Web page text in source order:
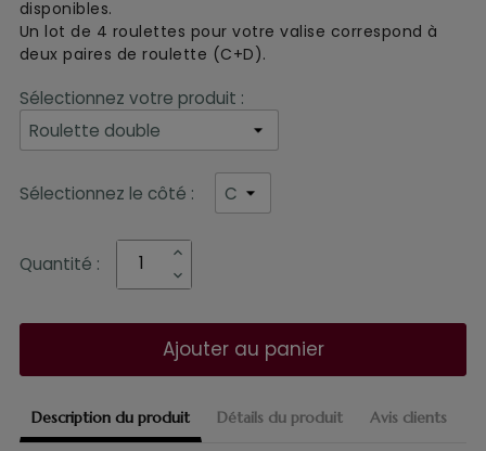
Description du produit Détails du produit Avis clients
disponibles.
Un lot de 4 roulettes pour votre valise correspond à
deux paires de roulette (C+D).
Sélectionnez votre produit :
Sélectionnez le côté :
Quantité :
Ajouter au panier